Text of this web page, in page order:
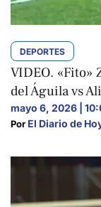
DEPORTES
VIDEO. «Fito»
del Águila vs
mayo 6, 2026 |
Por El Diario de